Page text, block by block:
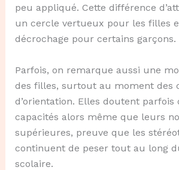
peu appliqué. Cette différence
un cercle vertueux pour les filles
décrochage pour certains garçons.
Parfois, on remarque aussi une
des filles, surtout au moment des
d’orientation. Elles doutent parfois
capacités alors même que leurs
supérieures, preuve que les
continuent de peser tout au long
scolaire.